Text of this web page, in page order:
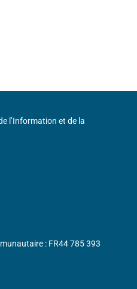
l’Information et de la
: FR44 785 393